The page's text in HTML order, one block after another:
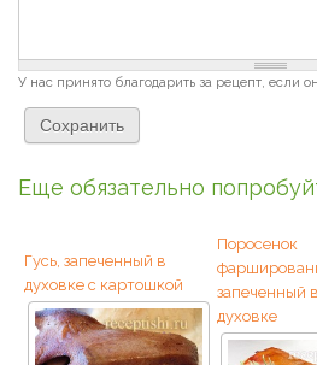
У нас принято благодарить за рецепт, если
Еще обязательно
Гусь, запеченный в
духовке с картошкой
Поросенок
запеченный в
духовке